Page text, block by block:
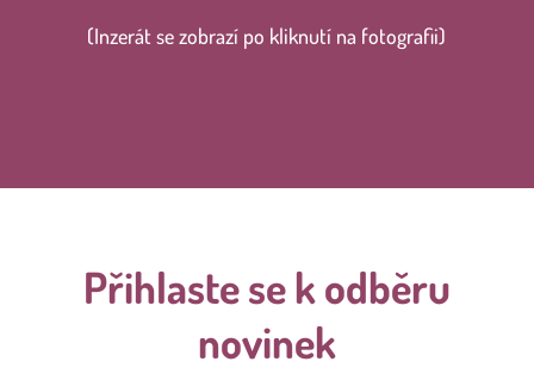
(Inzerát se zobrazí po kliknutí na fotografii)
Přihlaste se k odběru
novinek